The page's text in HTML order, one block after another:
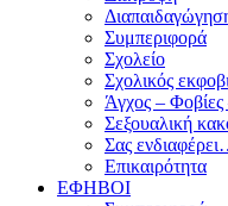
Συμπεριφορά
Σχολείο
Σχολικός
Άγχος –
Σεξουαλική
Σας
Επικαιρότητα
ΕΦΗΒΟΙ